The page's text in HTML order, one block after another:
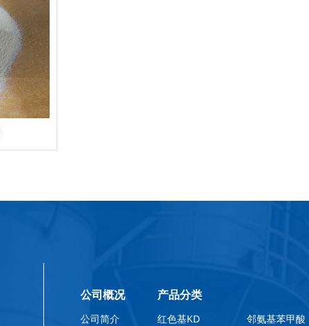
公司概况
公司简介
产品分类
红色基KD 邻氨基苯甲酸